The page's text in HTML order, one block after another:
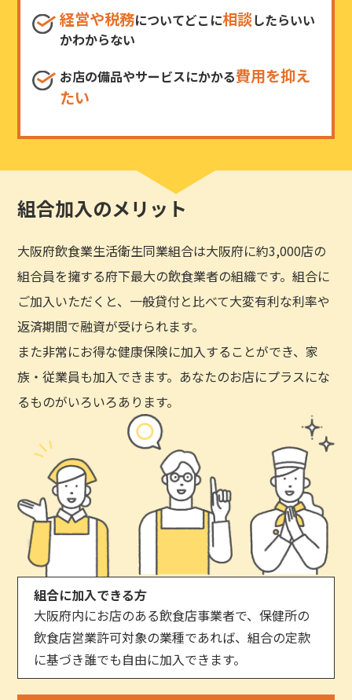
経営や税務についてどこに相談したらいい
かわからない
お店の備品やサービスにかかる費用を抑え
たい
組合加入のメリット
大阪府飲食業生活衛生同業組合は大阪府に約3,000店の
組合員を擁する府下最大の飲食業者の組織です。組合に
ご加入いただくと、一般貸付と比べて大変有利な利率や
返済期間で融資が受けられます。
また非常にお得な健康保険に加入することができ、家
族・従業員も加入できます。あなたのお店にプラスにな
るものがいろいろあります。
組合に加入できる方
大阪府内にお店のある飲食店事業者で、保健所の
飲食店営業許可対象の業種であれば、組合の定款
に基づき誰でも自由に加入できます。